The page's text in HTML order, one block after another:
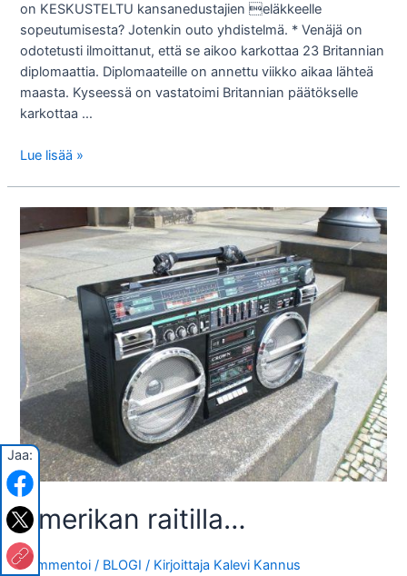
on KESKUSTELTU kansanedustajien eläkkeelle
sopeutumisesta? Jotenkin outo yhdistelmä. * Venäjä on
odotetusti ilmoittanut, että se aikoo karkottaa 23 Britannian
diplomaattia. Diplomaateille on annettu viikko aikaa lähteä
maasta. Kyseessä on vastatoimi Britannian päätökselle
karkottaa …
IHMISTEN
merkilliset.
Lue lisää »
Amerikan raitilla…
Kommentoi / BLOGI / Kirjoittaja Kalevi Kannus
Jaa: